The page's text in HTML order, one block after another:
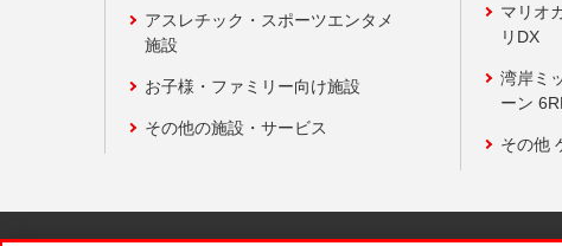
アスレチック・スポーツエンタメ
施設
お子様・ファミリー向け施設
その他の施設・サービス
マリオ
リDX
湾岸ミ
ーン
その他